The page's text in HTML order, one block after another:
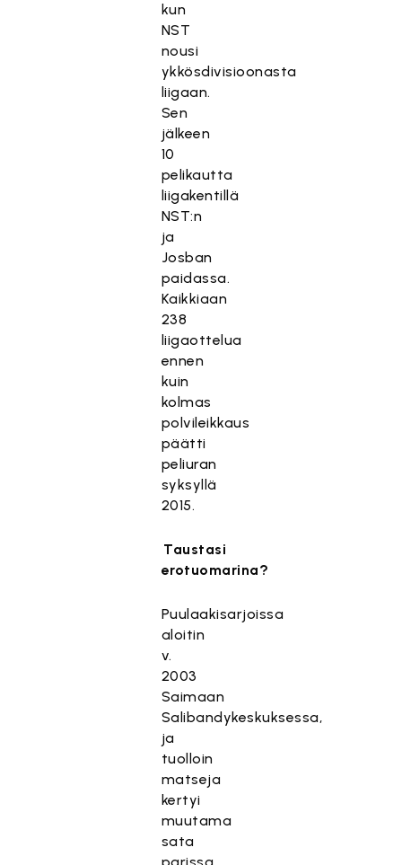
kun
NST
nousi
ykkösdivisioonasta
liigaan.
Sen
jälkeen
10
pelikautta
liigakentillä
NST:n
ja
Josban
paidassa.
Kaikkiaan
238
liigaottelua
ennen
kuin
kolmas
polvileikkaus
päätti
peliuran
syksyllä
2015.
Taustasi
erotuomarina?
Puulaakisarjoissa
aloitin
v.
2003
Saimaan
Salibandykeskuksessa,
ja
tuolloin
matseja
kertyi
muutama
sata